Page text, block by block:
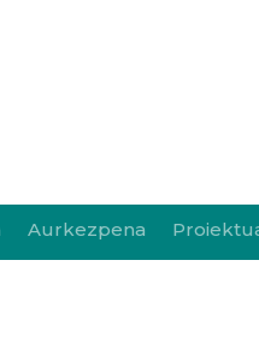
Aurkezpena